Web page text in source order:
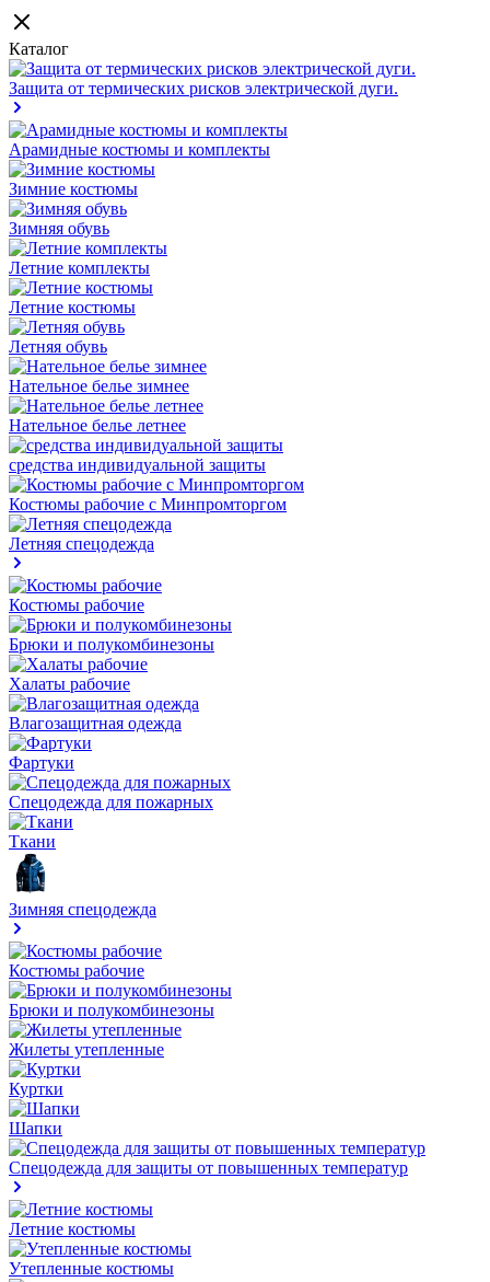
Каталог
Защита от термических рисков электрической дуги.
Арамидные костюмы и комплекты
Зимние костюмы
Зимняя обувь
Летние комплекты
Летние костюмы
Летняя обувь
Нательное белье зимнее
Нательное белье летнее
средства индивидуальной защиты
Костюмы рабочие с Минпромторгом
Летняя спецодежда
Костюмы рабочие
Брюки и полукомбинезоны
Халаты рабочие
Влагозащитная одежда
Фартуки
Спецодежда для пожарных
Ткани
Зимняя спецодежда
Костюмы рабочие
Брюки и полукомбинезоны
Жилеты утепленные
Куртки
Шапки
Спецодежда для защиты от повышенных температур
Летние костюмы
Утепленные костюмы